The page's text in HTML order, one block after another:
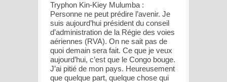
Tryphon Kin-Kiey Mulumba :
Personne ne peut prédire l’avenir. Je
suis aujourd’hui président du conseil
d’administration de la Régie des voies
aériennes (RVA). On ne sait pas de
quoi demain sera fait. Ce que je veux
aujourd’hui, c’est que le Congo bouge.
J’ai pitié de mon pays. Heureusement
que quelque part, quelque chose qui